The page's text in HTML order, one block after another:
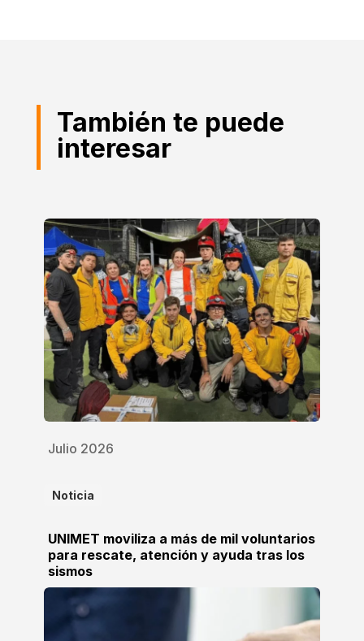
También te puede
interesar
Julio 2026
Noticia
UNIMET moviliza a más de mil voluntarios
para rescate, atención y ayuda tras los
sismos